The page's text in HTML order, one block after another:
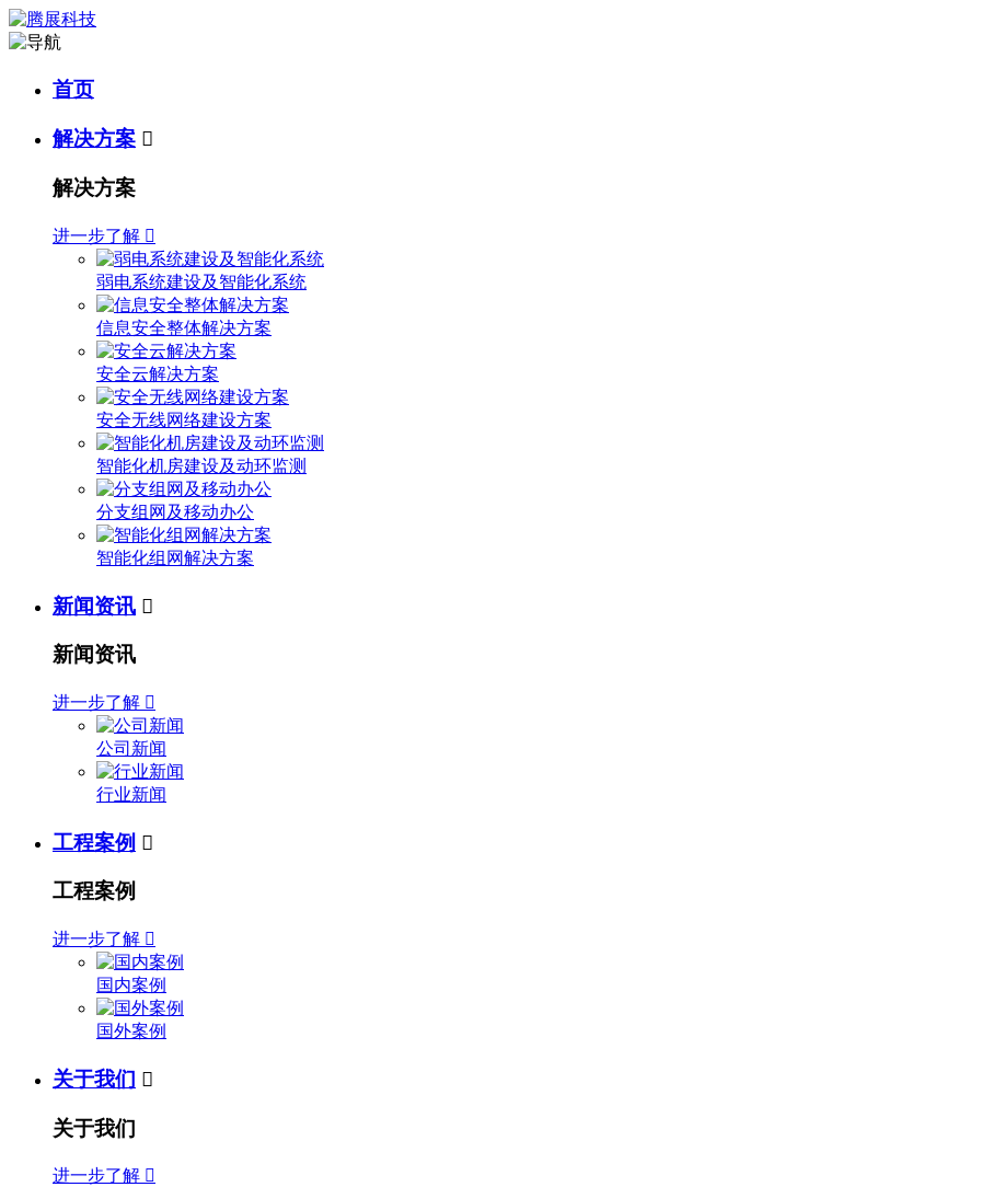
首页
解决方案 
解决方案
进一步了解 
弱电系统建设及智能化系统
信息安全整体解决方案
安全云解决方案
安全无线网络建设方案
智能化机房建设及动环监测
分支组网及移动办公
智能化组网解决方案
新闻资讯 
新闻资讯
进一步了解 
公司新闻
行业新闻
工程案例 
工程案例
进一步了解 
国内案例
国外案例
关于我们 
关于我们
进一步了解 